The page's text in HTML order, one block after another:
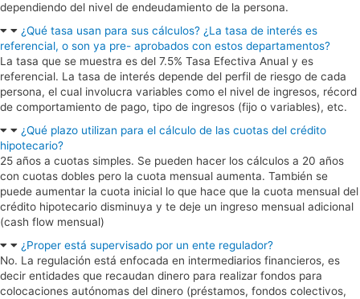
dependiendo del nivel de endeudamiento de la persona.
¿Qué tasa usan para sus cálculos? ¿La tasa de interés es
referencial, o son ya pre- aprobados con estos departamentos?
La tasa que se muestra es del 7.5% Tasa Efectiva Anual y es
referencial. La tasa de interés depende del perfil de riesgo de cada
persona, el cual involucra variables como el nivel de ingresos, récord
de comportamiento de pago, tipo de ingresos (fijo o variables), etc.
¿Qué plazo utilizan para el cálculo de las cuotas del crédito
hipotecario?
25 años a cuotas simples. Se pueden hacer los cálculos a 20 años
con cuotas dobles pero la cuota mensual aumenta. También se
puede aumentar la cuota inicial lo que hace que la cuota mensual del
crédito hipotecario disminuya y te deje un ingreso mensual adicional
(cash flow mensual)
¿Proper está supervisado por un ente regulador?
No. La regulación está enfocada en intermediarios financieros, es
decir entidades que recaudan dinero para realizar fondos para
colocaciones autónomas del dinero (préstamos, fondos colectivos,